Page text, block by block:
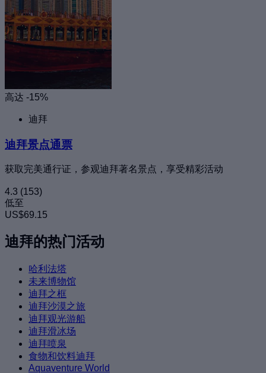
高达 -15%
迪拜
迪拜景点通票
获取完美通行证，参观迪拜著名景点，享受精彩活动
4.3 (153)
低至
US$69.15
迪拜的热门活动
哈利法塔
未来博物馆
迪拜之框
迪拜沙漠之旅
迪拜观光游船
迪拜滑冰场
迪拜喷泉
食物和饮料迪拜
Aquaventure World